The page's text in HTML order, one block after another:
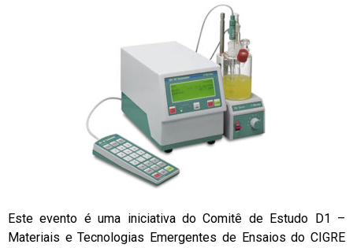
Este evento é uma iniciativa do Comitê de Estudo D1 –
Materiais e Tecnologias Emergentes de Ensaios do CIGRE